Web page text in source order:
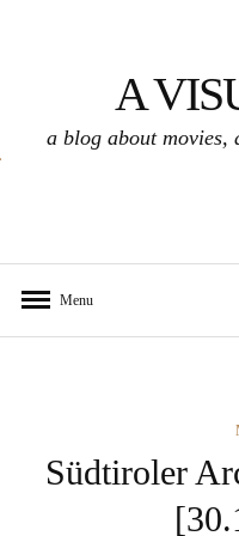
A
a blog about movies,
Menu
Südtiroler